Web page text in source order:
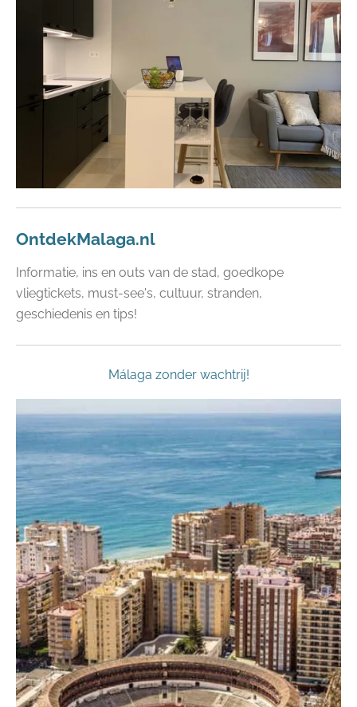
OntdekMalaga.nl
Informatie, ins en outs van de stad, goedkope
vliegtickets, must-see's, cultuur, stranden,
geschiedenis en tips!
Málaga zonder wachtrij!